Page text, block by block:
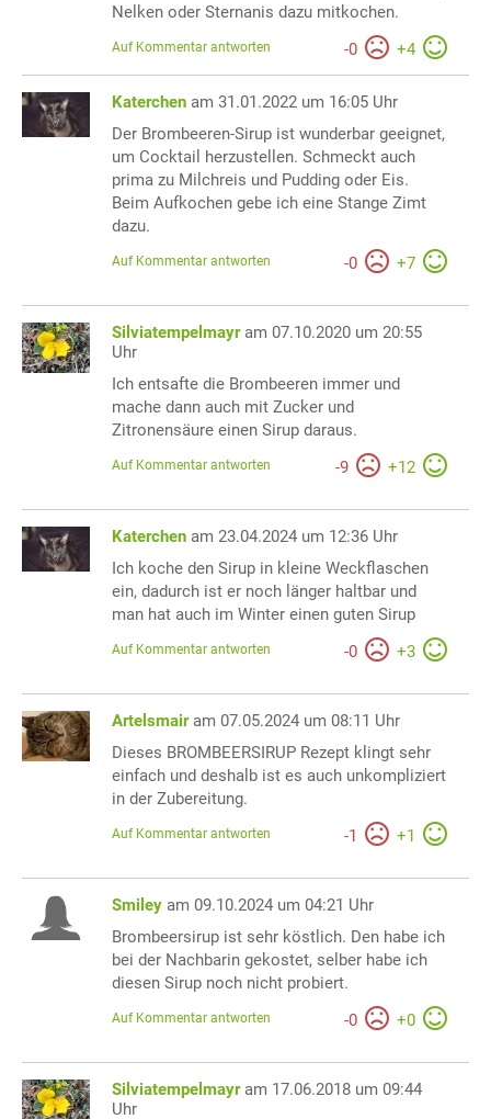
Nelken oder Sternanis dazu mitkochen.
-0 +4
Auf Kommentar antworten
Katerchen am 31.01.2022 um 16:05 Uhr
Der Brombeeren-Sirup ist wunderbar geeignet,
um Cocktail herzustellen. Schmeckt auch
prima zu Milchreis und Pudding oder Eis.
Beim Aufkochen gebe ich eine Stange Zimt
dazu.
-0 +7
Auf Kommentar antworten
Silviatempelmayr am 07.10.2020 um 20:55
Uhr
Ich entsafte die Brombeeren immer und
mache dann auch mit Zucker und
Zitronensäure einen Sirup daraus.
-9 +12
Auf Kommentar antworten
Katerchen am 23.04.2024 um 12:36 Uhr
Ich koche den Sirup in kleine Weckflaschen
ein, dadurch ist er noch länger haltbar und
man hat auch im Winter einen guten Sirup
-0 +3
Auf Kommentar antworten
Artelsmair am 07.05.2024 um 08:11 Uhr
Dieses BROMBEERSIRUP Rezept klingt sehr
einfach und deshalb ist es auch unkompliziert
in der Zubereitung.
-1 +1
Auf Kommentar antworten
Smiley am 09.10.2024 um 04:21 Uhr
Brombeersirup ist sehr köstlich. Den habe ich
bei der Nachbarin gekostet, selber habe ich
diesen Sirup noch nicht probiert.
-0 +0
Auf Kommentar antworten
Silviatempelmayr am 17.06.2018 um 09:44
Uhr